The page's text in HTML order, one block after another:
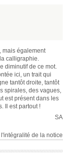
mais également
calligraphie.
diminutif de ce mot.
ici, un trait qui
tantôt droite, tantôt
spirales, des vagues,
est présent dans les
Il est partout !
SA
l'intégralité de la notice